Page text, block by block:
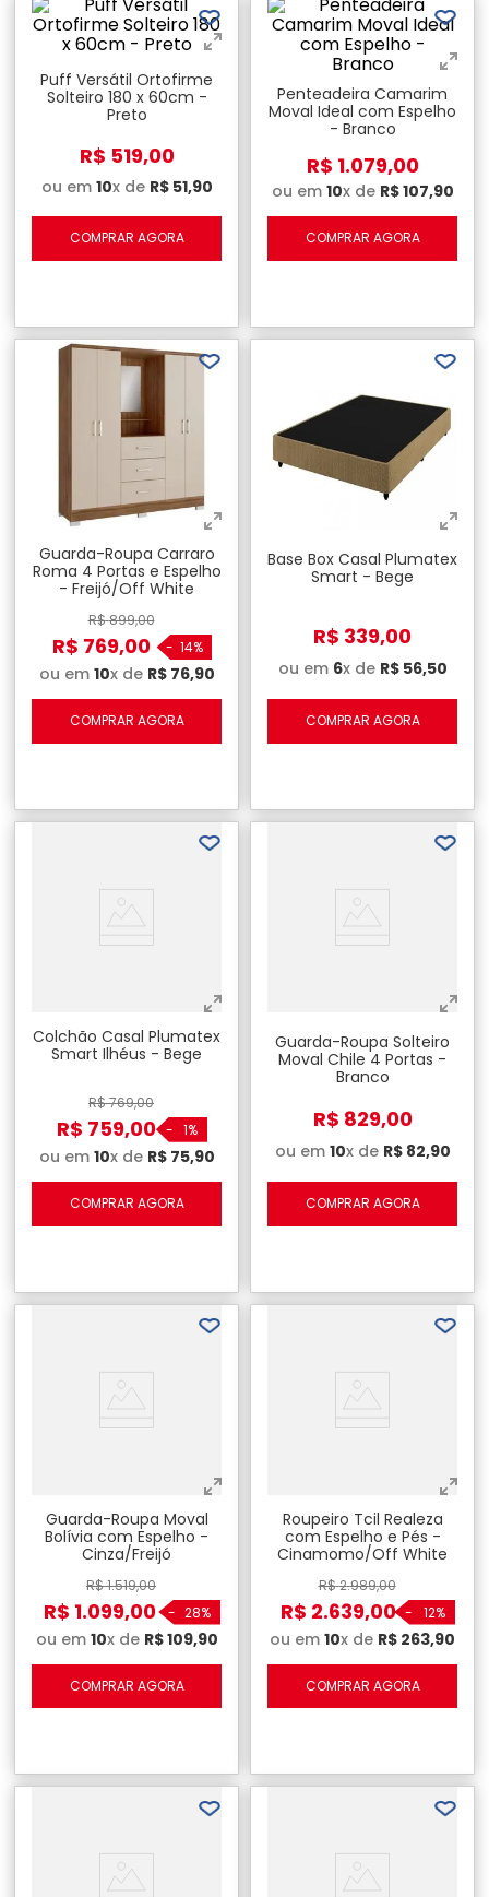
Puff Versátil Ortofirme
Solteiro 180 x 60cm -
Preto
R$ 519,00
ou em 10x de R$ 51,90
COMPRAR AGORA
Penteadeira Camarim
Moval Ideal com Espelho
- Branco
R$ 1.079,00
ou em 10x de R$107,90
COMPRAR AGORA
Guarda-Roupa Carraro
Roma 4 Portas e Espelho
- Freijó/Off White
R$899,00
R$ 769,00 - 14%
ou em 10x de R$ 76,90
COMPRAR AGORA
Base Box Casal Plumatex
Smart - Bege
R$ 339,00
ou em 6x de R$ 56,50
COMPRAR AGORA
Colchão Casal Plumatex
Smart Ilhéus - Bege
R$769,00
R$ 759,00 - 1%
ou em 10x de R$ 75,90
COMPRAR AGORA
Guarda-Roupa Solteiro
Moval Chile 4 Portas -
Branco
R$ 829,00
ou em 10x de R$ 82,90
COMPRAR AGORA
Guarda-Roupa Moval
Bolívia com Espelho -
Cinza/Freijó
R$1.519,00
R$ 1.099,00 - 28%
ou em 10x de R$109,90
COMPRAR AGORA
Roupeiro Tcil Realeza
com Espelho e Pés -
Cinamomo/Off White
R$2.989,00
R$ 2.639,00 - 12%
ou em 10x de R$ 263,90
COMPRAR AGORA